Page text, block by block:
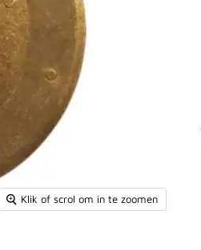
Klik of scrol om in te zoomen